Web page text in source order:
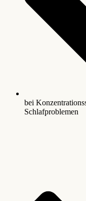
bei
Schlafproblemen